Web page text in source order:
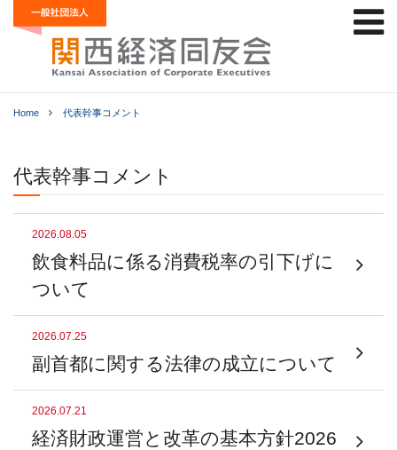
Home 代表幹事コメント
代表幹事コメント
2026.08.05
飲食料品に係る消費税率の引下げに
ついて
2026.07.25
副首都に関する法律の成立について
2026.07.21
経済財政運営と改革の基本方針2026